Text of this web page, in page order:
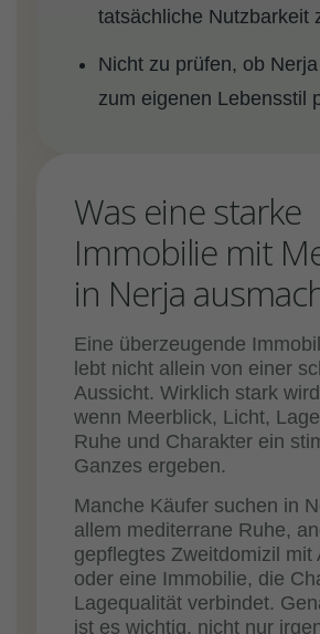
tatsächliche Nutzbarkeit
Nicht zu prüfen, ob
zum eigenen Lebensstil
Was eine starke
Immobilie mit
in Nerja
Eine überzeugende
lebt nicht allein von einer
Aussicht. Wirklich stark
wenn Meerblick, Licht,
Ruhe und Charakter ein
Ganzes ergeben.
Manche Käufer suchen in
allem mediterrane Ruhe,
gepflegtes Zweitdomizil mit
oder eine Immobilie, die
Lagequalität verbindet.
ist es wichtig, nicht nur